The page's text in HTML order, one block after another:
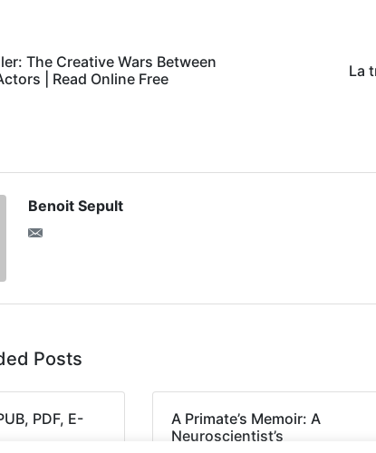
The Creative Wars Between
| Read Online Free
La
Benoit Sepult
Posts
PDF, E-
A Primate’s Memoir: A
Neuroscientist’s